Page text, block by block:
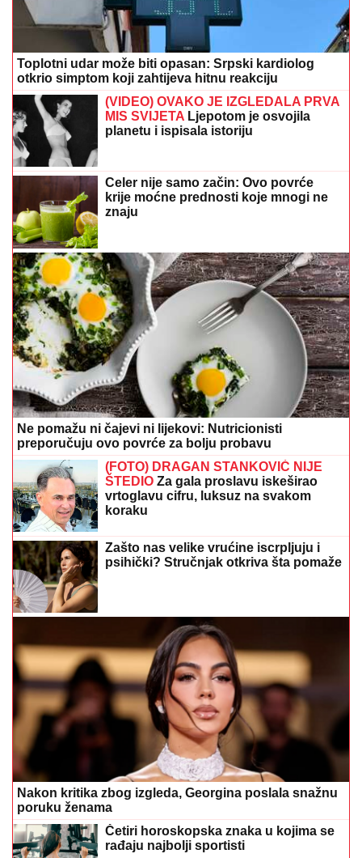
Toplotni udar može biti opasan: Srpski kardiolog
otkrio simptom koji zahtijeva hitnu reakciju
(VIDEO) OVAKO JE IZGLEDALA PRVA
MIS SVIJETA Ljepotom je osvojila
planetu i ispisala istoriju
Celer nije samo začin: Ovo povrće
krije moćne prednosti koje mnogi ne
znaju
Ne pomažu ni čajevi ni lijekovi: Nutricionisti
preporučuju ovo povrće za bolju probavu
(FOTO) DRAGAN STANKOVIĆ NIJE
ŠTEDIO Za gala proslavu iskeširao
vrtoglavu cifru, luksuz na svakom
koraku
Zašto nas velike vrućine iscrpljuju i
psihički? Stručnjak otkriva šta pomaže
Nakon kritika zbog izgleda, Georgina poslala snažnu
poruku ženama
Četiri horoskopska znaka u kojima se
rađaju najbolji sportisti